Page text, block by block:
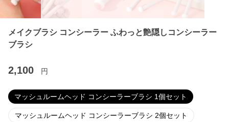
メイクブラシ コンシーラー ふわっと艶隠しコンシーラー
ブラシ
2,100 円
マッシュルームヘッド コンシーラーブラシ 1個セット
マッシュルームヘッド コンシーラーブラシ 2個セット